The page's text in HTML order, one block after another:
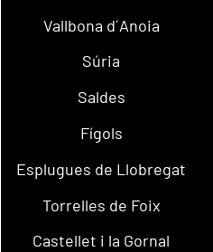
Vallbona d´Anoia
Súria
Saldes
Fígols
Esplugues de Llobregat
Torrelles de Foix
Castellet i la Gornal